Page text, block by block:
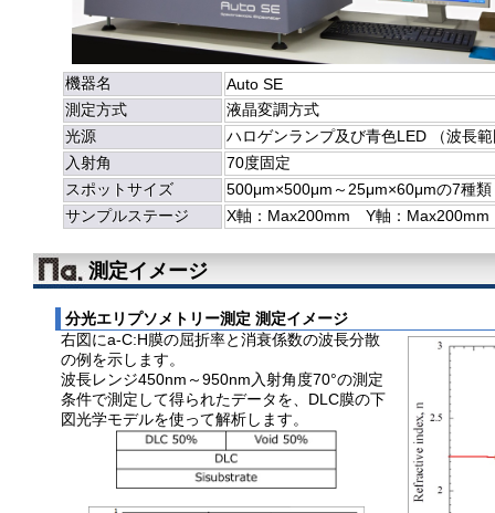
機器名
Auto SE
測定方式
液晶変調方式
光源
ハロゲンランプ及び青色LED （波長
入射角
70度固定
スポットサイズ
500μm×500μm～25μm×60μmの7種類
サンプルステージ
X軸：Max200mm Y軸：
測定イメージ
分光エリプソメトリー測定 測定イメージ
右図にa-C:H膜の屈折率と消衰係数の波長分散
の例を示します。
波長レンジ450nm～950nm入射角度70°の測定
条件で測定して得られたデータを、DLC膜の下
図光学モデルを使って解析します。